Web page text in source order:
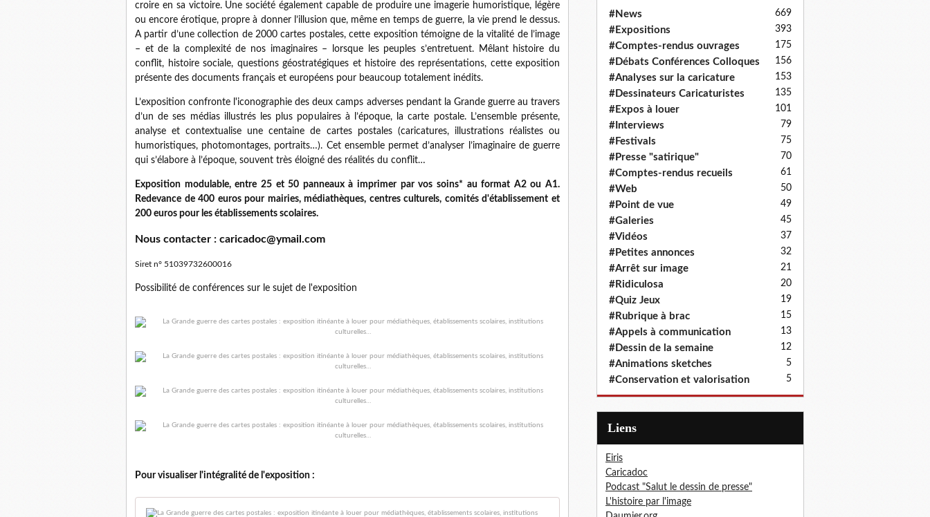
croire en sa victoire. Une société également capable de produire une imagerie humoristique, légère
ou encore érotique, propre à donner l’illusion que, même en temps de guerre, la vie prend le dessus.
A partir d’une collection de 2000 cartes postales, cette exposition témoigne de la vitalité de l’image
– et de la complexité de nos imaginaires – lorsque les peuples s’entretuent. Mêlant histoire du
conflit, histoire sociale, questions géostratégiques et histoire des représentations, cette exposition
présente des documents français et européens pour beaucoup totalement inédits.
L’exposition confronte l'iconographie des deux camps adverses pendant la Grande guerre au travers
d’un de ses médias illustrés les plus populaires à l’époque, la carte postale. L’ensemble présente,
analyse et contextualise une centaine de cartes postales (caricatures, illustrations réalistes ou
humoristiques, photomontages, portraits…). Cet ensemble permet d’analyser l’imaginaire de guerre
qui s’élabore à l’époque, souvent très éloigné des réalités du conflit…
Exposition modulable, entre 25 et 50 panneaux à imprimer par vos soins* au format A2 ou A1.
Redevance de 400 euros pour mairies, médiathèques, centres culturels, comités d'établissement et
200 euros pour les établissements scolaires.
Nous contacter : caricadoc@ymail.com
Siret n° 51039732600016
Possibilité de conférences sur le sujet de l'exposition
Pour visualiser l'intégralité de l'exposition :
#News 669
#Expositions 393
#Comptes-rendus ouvrages 175
#Débats Conférences Colloques 156
#Analyses sur la caricature 153
#Dessinateurs Caricaturistes 135
#Expos à louer 101
#Interviews 79
#Festivals 75
#Presse "satirique" 70
#Comptes-rendus recueils 61
#Web 50
#Point de vue 49
#Galeries 45
#Vidéos 37
#Petites annonces 32
#Arrêt sur image 21
#Ridiculosa 20
#Quiz Jeux 19
#Rubrique à brac 15
#Appels à communication 13
#Dessin de la semaine 12
#Animations sketches 5
#Conservation et valorisation 5
Liens
Eiris
Caricadoc
Podcast "Salut le dessin de presse"
L'histoire par l'image